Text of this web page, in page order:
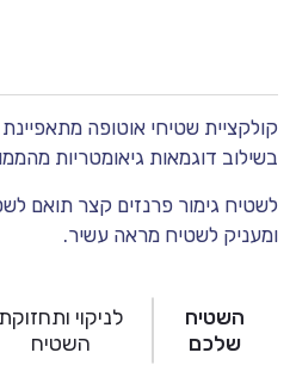
קולקציית שטיחי אוטופה מתאפיינת
בשילוב דוגמאות גיאומטריות
לשטיח גימור פרנזים קצר תואם
ומעניק לשטיח מראה עשיר.
השטיח
שלכם
לניקוי ותחזוקת
השטיח